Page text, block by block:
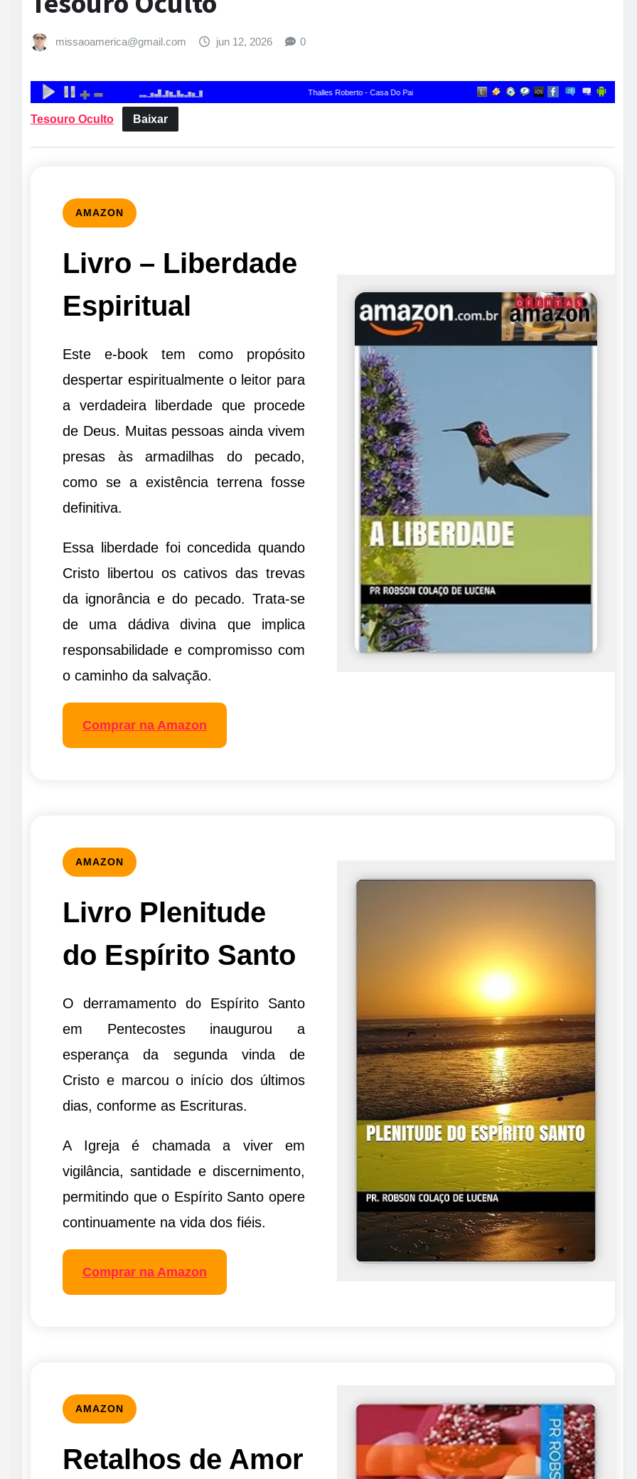
missaoamerica@gmail.com jun 12, 2026 0
Tesouro Oculto Baixar
AMAZON
Livro – Liberdade
Espiritual
Este e-book tem como propósito
despertar espiritualmente o leitor para
a verdadeira liberdade que procede
de Deus. Muitas pessoas ainda vivem
presas às armadilhas do pecado,
como se a existência terrena fosse
definitiva.
Essa liberdade foi concedida quando
Cristo libertou os cativos das trevas
da ignorância e do pecado. Trata-se
de uma dádiva divina que implica
responsabilidade e compromisso com
o caminho da salvação.
Comprar na Amazon
AMAZON
Livro Plenitude
do Espírito Santo
O derramamento do Espírito Santo
em Pentecostes inaugurou a
esperança da segunda vinda de
Cristo e marcou o início dos últimos
dias, conforme as Escrituras.
A Igreja é chamada a viver em
vigilância, santidade e discernimento,
permitindo que o Espírito Santo opere
continuamente na vida dos fiéis.
Comprar na Amazon
AMAZON
Retalhos de Amor